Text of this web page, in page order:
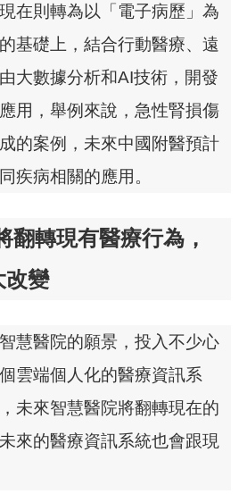
在則轉為以「電子病歷」為
基礎上，結合行動醫療、遠
大數據分析和AI技術，開發
用，舉例來說，急性腎損傷
的案例，未來中國附醫預計
疾病相關的應用。
翻轉現有醫療行為，
改變
慧醫院的願景，投入不少心
雲端個人化的醫療資訊系
未來智慧醫院將翻轉現在的
來的醫療資訊系統也會跟現